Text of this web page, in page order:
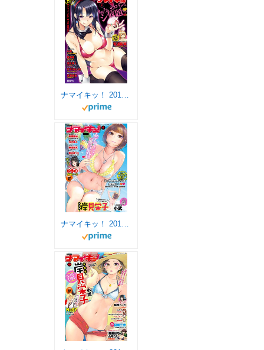
ナマイキッ！ 2017年1月号 [雑誌]
ナマイキッ！ 2017年9月号 [雑誌]